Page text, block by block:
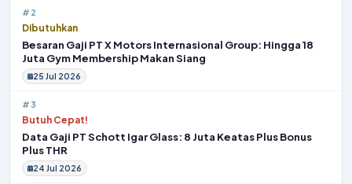
25 Jul 2026
#3
Butuh Cepat!
Data Gaji PT Schott Igar Glass: 8 Juta Keatas Plus Bonus
24 Jul 2026
#4
Butuh Segera
Gaji Karyawan PT Global Shinsei Indonesia: 8 Juta Keatas